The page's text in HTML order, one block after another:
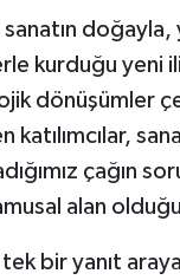
kurduğu yeni
dönüşümler
çağın
alan
bir yanıt